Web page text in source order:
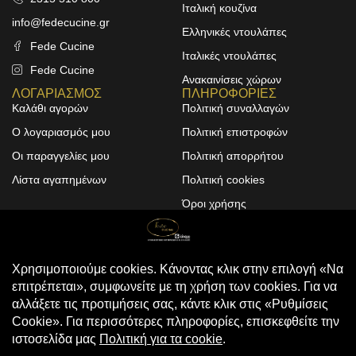
info@fedecucine.gr
Fede Cucine
Fede Cucine
Ιταλική κουζίνα
Ελληνικές ντουλάπες
Ιταλικές ντουλάπες
Ανακαινίσεις χώρων
ΛΟΓΑΡΙΑΣΜΟΣ
Καλάθι αγορών
Ο λογαριασμός μου
Οι παραγγελίες μου
Λίστα αγαπημένων
ΠΛΗΡΟΦΟΡΙΕΣ
Πολιτική συναλλαγών
Πολιτική επιστροφών
Πολιτική απορρήτου
Πολιτική cookies
Όροι χρήσης
© 2025 FEDE CUCINE
. All Rights
Reserved
Design & Development by
ALPHA DESIGNERS
Compare (0)